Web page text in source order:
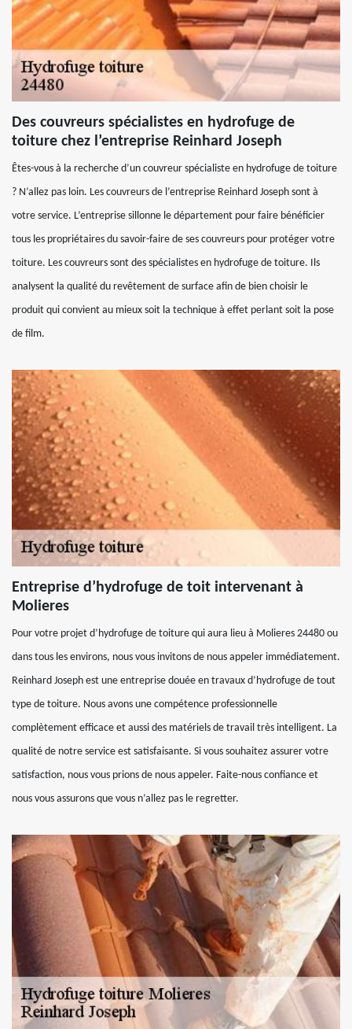
Des couvreurs spécialistes en hydrofuge de
toiture chez l’entreprise Reinhard Joseph
Êtes-vous à la recherche d’un couvreur spécialiste en hydrofuge de toiture
? N’allez pas loin. Les couvreurs de l’entreprise Reinhard Joseph sont à
votre service. L’entreprise sillonne le département pour faire bénéficier
tous les propriétaires du savoir-faire de ses couvreurs pour protéger votre
toiture. Les couvreurs sont des spécialistes en hydrofuge de toiture. Ils
analysent la qualité du revêtement de surface afin de bien choisir le
produit qui convient au mieux soit la technique à effet perlant soit la pose
de film.
Entreprise d’hydrofuge de toit intervenant à
Molieres
Pour votre projet d’hydrofuge de toiture qui aura lieu à Molieres 24480 ou
dans tous les environs, nous vous invitons de nous appeler immédiatement.
Reinhard Joseph est une entreprise douée en travaux d’hydrofuge de tout
type de toiture. Nous avons une compétence professionnelle
complètement efficace et aussi des matériels de travail très intelligent. La
qualité de notre service est satisfaisante. Si vous souhaitez assurer votre
satisfaction, nous vous prions de nous appeler. Faite-nous confiance et
nous vous assurons que vous n’allez pas le regretter.